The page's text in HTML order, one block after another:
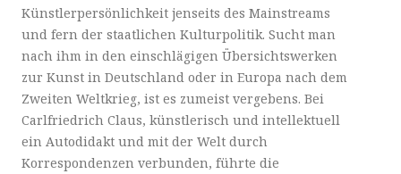
Künstlerpersönlichkeit jenseits des Mainstreams
und fern der staatlichen Kulturpolitik. Sucht man
nach ihm in den einschlägigen Übersichtswerken
zur Kunst in Deutschland oder in Europa nach dem
Zweiten Weltkrieg, ist es zumeist vergebens. Bei
Carlfriedrich Claus, künstlerisch und intellektuell
ein Autodidakt und mit der Welt durch
Korrespondenzen verbunden, führte die